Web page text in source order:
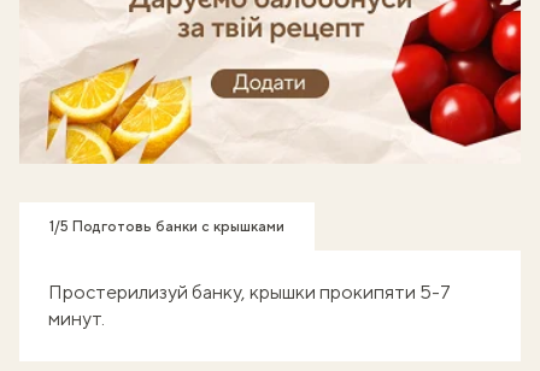
1/5 Подготовь банки с крышками
Простерилизуй банку, крышки прокипяти 5-7
минут.